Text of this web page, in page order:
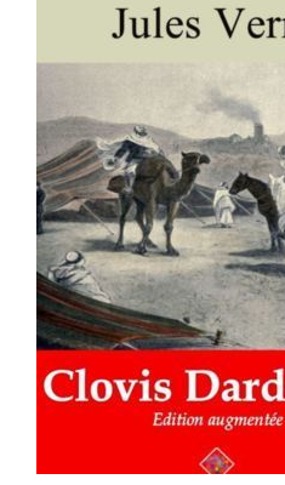
AJOUTER AU PANIER /